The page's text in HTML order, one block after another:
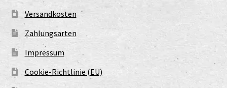
Versandkosten
Zahlungsarten
Impressum
Cookie-Richtlinie (EU)